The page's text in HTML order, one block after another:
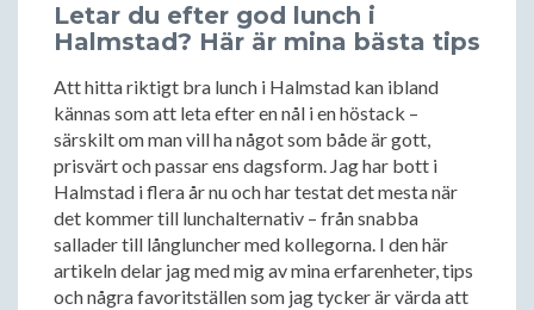
Letar du efter god lunch i
Halmstad? Här är mina bästa tips
Att hitta riktigt bra lunch i Halmstad kan ibland
kännas som att leta efter en nål i en höstack –
särskilt om man vill ha något som både är gott,
prisvärt och passar ens dagsform. Jag har bott i
Halmstad i flera år nu och har testat det mesta när
det kommer till lunchalternativ – från snabba
sallader till långluncher med kollegorna. I den här
artikeln delar jag med mig av mina erfarenheter, tips
och några favoritställen som jag tycker är värda att